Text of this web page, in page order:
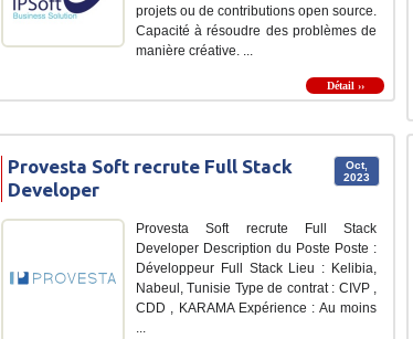
projets ou de contributions open source.
Capacité à résoudre des problèmes de
manière créative. ...
Détail ››
Oct,
2023
Provesta Soft recrute Full Stack
Developer
Provesta Soft recrute Full Stack
Developer Description du Poste Poste :
Développeur Full Stack Lieu : Kelibia,
Nabeul, Tunisie Type de contrat : CIVP ,
CDD , KARAMA Expérience : Au moins
...